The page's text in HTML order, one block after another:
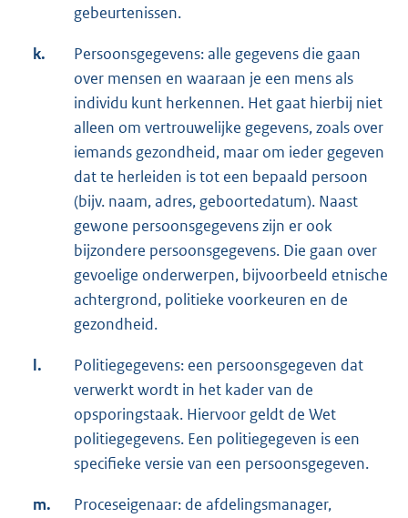
gebeurtenissen.
k.
Persoonsgegevens: alle gegevens die gaan
over mensen en waaraan je een mens als
individu kunt herkennen. Het gaat hierbij niet
alleen om vertrouwelijke gegevens, zoals over
iemands gezondheid, maar om ieder gegeven
dat te herleiden is tot een bepaald persoon
(bijv. naam, adres, geboortedatum). Naast
gewone persoonsgegevens zijn er ook
bijzondere persoonsgegevens. Die gaan over
gevoelige onderwerpen, bijvoorbeeld etnische
achtergrond, politieke voorkeuren en de
gezondheid.
l.
Politiegegevens: een persoonsgegeven dat
verwerkt wordt in het kader van de
opsporingstaak. Hiervoor geldt de Wet
politiegegevens. Een politiegegeven is een
specifieke versie van een persoonsgegeven.
m.
Proceseigenaar: de afdelingsmanager,